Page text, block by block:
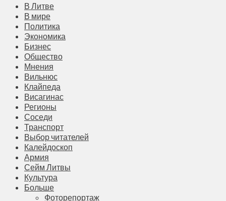
В Литве
В мире
Политика
Экономика
Бизнес
Общество
Мнения
Вильнюс
Клайпеда
Висагинас
Регионы
Соседи
Транспорт
Выбор читателей
Калейдоскоп
Армия
Сейм Литвы
Культура
Больше
Фоторепортаж